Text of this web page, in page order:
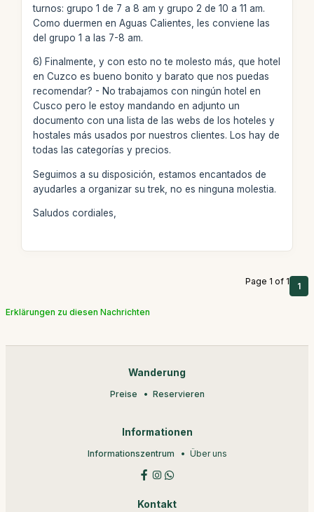
turnos: grupo 1 de 7 a 8 am y grupo 2 de 10 a 11 am.
Como duermen en Aguas Calientes, les conviene las
del grupo 1 a las 7-8 am.
6) Finalmente, y con esto no te molesto más, que hotel
en Cuzco es bueno bonito y barato que nos puedas
recomendar? - No trabajamos con ningún hotel en
Cusco pero le estoy mandando en adjunto un
documento con una lista de las webs de los hoteles y
hostales más usados por nuestros clientes. Los hay de
todas las categorías y precios.
Seguimos a su disposición, estamos encantados de
ayudarles a organizar su trek, no es ninguna molestia.
Saludos cordiales,
Page 1 of 1 1
Erklärungen zu diesen Nachrichten
Wanderung
Preise Reservieren
Informationen
Informationszentrum Über uns
Kontakt